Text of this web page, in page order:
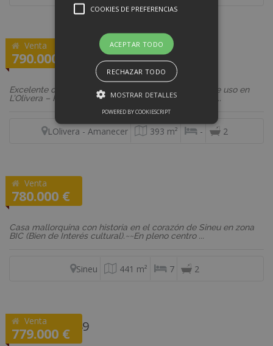
Venta
790.000 €
REF: F2787
Local comercial
Excelente oportunidad con posibilidad de cambio de uso en
L’Olivera – Palma~~Presentamos esta interesante pr...
LOlivera - Amanecer 393 m² - 2
Venta
780.000 €
REF: 02492
Casa
Casa mallorquina con historia en el corazón de Sineu en zona
BIC (Bien de Interés cultural).~~En pleno centro ...
Sineu 441 m² 7 2
Venta
779.000 €
REF: 04205149
Casa con terreno
COOKIES DE PREFERENCIAS
ACEPTAR TODO
RECHAZAR TODO
MOSTRAR DETALLES
POWERED BY COOKIESCRIPT